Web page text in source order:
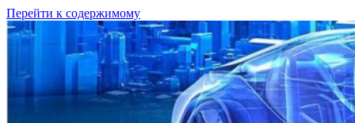
Перейти к содержимому